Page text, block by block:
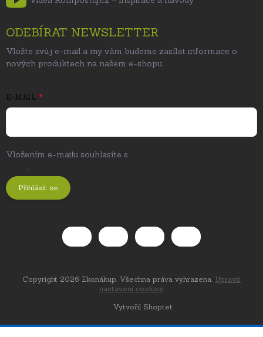
ODEBÍRAT NEWSLETTER
Vložte svůj e-mail a my vám budeme zasílat informace o
nových produktech na našem e-shopu.
E-MAIL
Vložením e-mailu souhlasíte s
.
Přihlásit se
Vytvořil Shoptet
Copyright 2026 Ekonákup. Všechna práva vyhrazena. Upravit
nastavení cookies